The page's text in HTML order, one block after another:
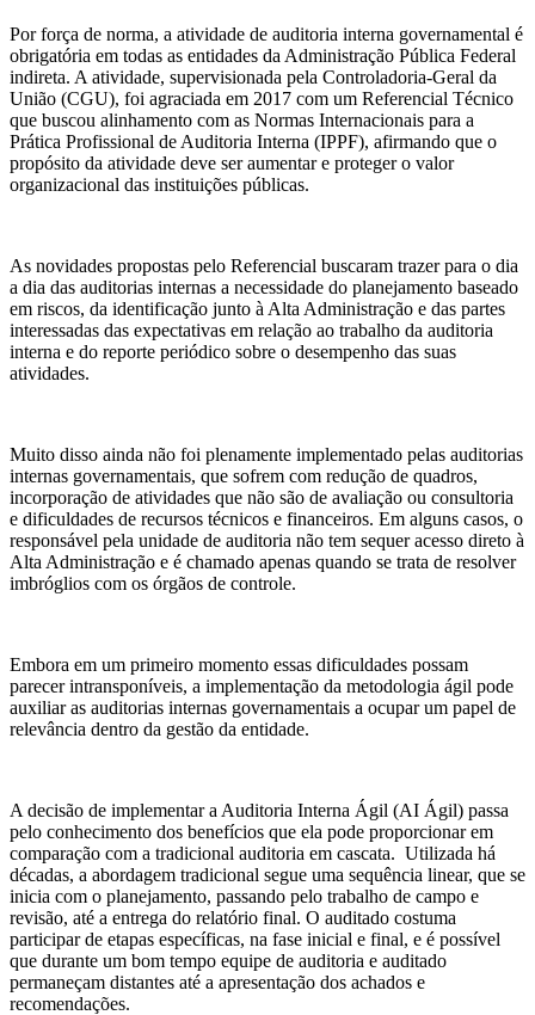
Por força de norma, a atividade de auditoria interna governamental é
obrigatória em todas as entidades da Administração Pública Federal
indireta. A atividade, supervisionada pela Controladoria-Geral da
União (CGU), foi agraciada em 2017 com um Referencial Técnico
que buscou alinhamento com as Normas Internacionais para a
Prática Profissional de Auditoria Interna (IPPF), afirmando que o
propósito da atividade deve ser aumentar e proteger o valor
organizacional das instituições públicas.
As novidades propostas pelo Referencial buscaram trazer para o dia
a dia das auditorias internas a necessidade do planejamento baseado
em riscos, da identificação junto à Alta Administração e das partes
interessadas das expectativas em relação ao trabalho da auditoria
interna e do reporte periódico sobre o desempenho das suas
atividades.
Muito disso ainda não foi plenamente implementado pelas auditorias
internas governamentais, que sofrem com redução de quadros,
incorporação de atividades que não são de avaliação ou consultoria
e dificuldades de recursos técnicos e financeiros. Em alguns casos, o
responsável pela unidade de auditoria não tem sequer acesso direto à
Alta Administração e é chamado apenas quando se trata de resolver
imbróglios com os órgãos de controle.
Embora em um primeiro momento essas dificuldades possam
parecer intransponíveis, a implementação da metodologia ágil pode
auxiliar as auditorias internas governamentais a ocupar um papel de
relevância dentro da gestão da entidade.
A decisão de implementar a Auditoria Interna Ágil (AI Ágil) passa
pelo conhecimento dos benefícios que ela pode proporcionar em
comparação com a tradicional auditoria em cascata. Utilizada há
décadas, a abordagem tradicional segue uma sequência linear, que se
inicia com o planejamento, passando pelo trabalho de campo e
revisão, até a entrega do relatório final. O auditado costuma
participar de etapas específicas, na fase inicial e final, e é possível
que durante um bom tempo equipe de auditoria e auditado
permaneçam distantes até a apresentação dos achados e
recomendações.